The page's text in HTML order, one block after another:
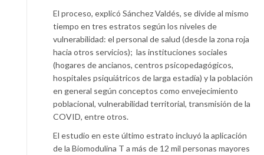
El proceso, explicó Sánchez Valdés, se divide al mismo
tiempo en tres estratos según los niveles de
vulnerabilidad: el personal de salud (desde la zona roja
hacia otros servicios); las instituciones sociales
(hogares de ancianos, centros psicopedagógicos,
hospitales psiquiátricos de larga estadía) y la población
en general según conceptos como envejecimiento
poblacional, vulnerabilidad territorial, transmisión de la
COVID, entre otros.
El estudio en este último estrato incluyó la aplicación
de la Biomodulina T a más de 12 mil personas mayores